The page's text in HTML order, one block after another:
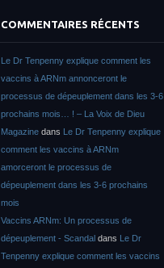
COMMENTAIRES RÉCENTS
Le Dr Tenpenny explique comment les
vaccins à ARNm annonceront le
processus de dépeuplement dans les 3-6
prochains mois… ! – La Voix de Dieu
Magazine dans Le Dr Tenpenny explique
comment les vaccins à ARNm
amorceront le processus de
dépeuplement dans les 3-6 prochains
mois
Vaccins ARNm: Un processus de
dépeuplement - Scandal dans Le Dr
Tenpenny explique comment les vaccins